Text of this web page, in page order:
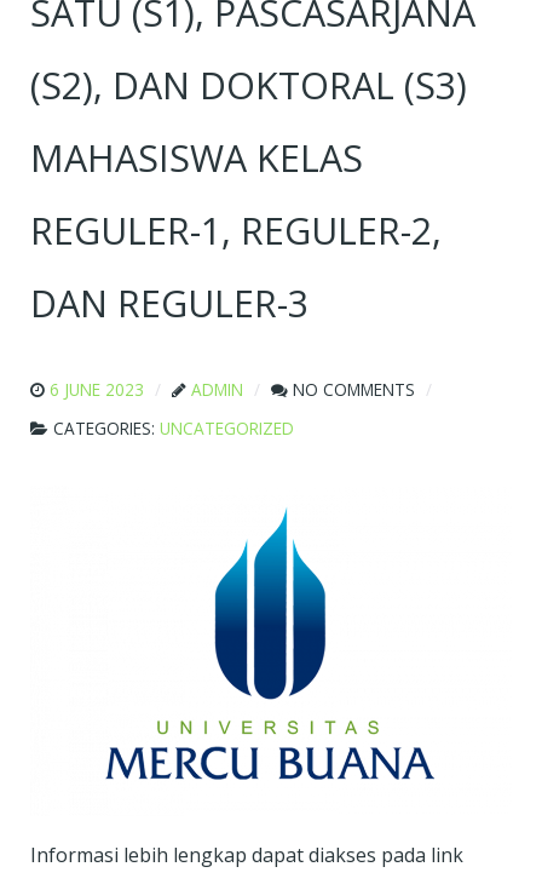
SATU (S1), PASCASARJANA
(S2), DAN DOKTORAL (S3)
MAHASISWA KELAS
REGULER-1, REGULER-2,
DAN REGULER-3
6 JUNE 2023 ADMIN
NO COMMENTS
CATEGORIES: UNCATEGORIZED
Informasi lebih lengkap dapat diakses pada link